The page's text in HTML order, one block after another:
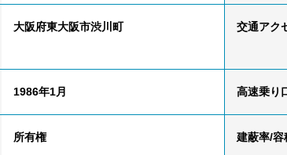
大阪府東大阪市渋川町 交通アク
1986年1月 高速乗り
所有権 建蔽率/容